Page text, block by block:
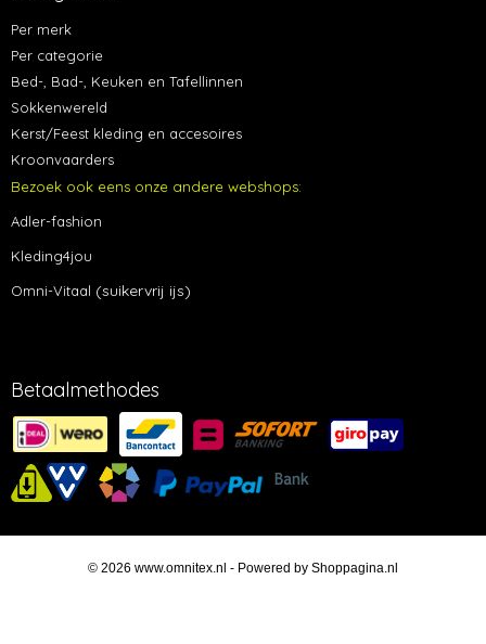
Per merk
Per categorie
Bed-, Bad-, Keuken en Tafellinnen
Sokkenwereld
Kerst/Feest kleding en accesoires
Kroonvaarders
Bezoek ook eens onze andere webshops:
Adler-fashion
Kleding4jou
Omni-Vitaal (suikervrij ijs)
Betaalmethodes
© 2026 www.omnitex.nl - Powered by Shoppagina.nl